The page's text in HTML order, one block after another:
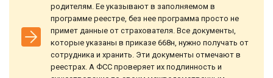
родителям. Ее указывают в заполняемом в
программе реестре, без нее программа просто не
примет данные от страхователя. Все документы,
которые указаны в приказе 668н, нужно получать от
сотрудника и хранить. Эти документы отмечают в
реестрах. А ФСС проверяет их подлинность и